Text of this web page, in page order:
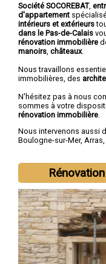
Société SOCOREBAT,
d'appartement
intérieurs et extérieurs
dans le Pas-de-Calais
rénovation immobilière
manoirs châteaux.
Nous travaillons
immobilières, des
N'hésitez pas à nous
sommes à votre
rénovation immobilière
Nous intervenons aussi
Boulogne-sur-Mer, Arras,